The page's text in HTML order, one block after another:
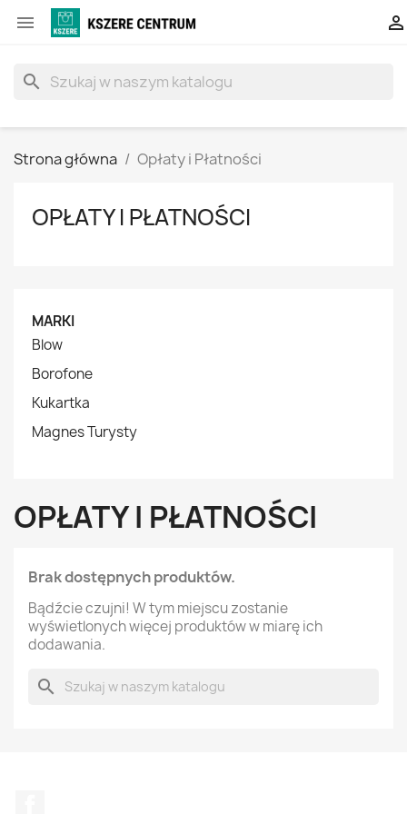
 
search
Strona główna Opłaty i Płatności
OPŁATY I PŁATNOŚCI
MARKI
Blow
Borofone
Kukartka
Magnes Turysty
OPŁATY I PŁATNOŚCI
Brak dostępnych produktów.
Bądźcie czujni! W tym miejscu zostanie
wyświetlonych więcej produktów w miarę ich
dodawania.
search